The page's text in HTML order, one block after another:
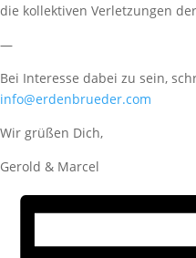
die kollektiven Verletzungen
—
Bei Interesse dabei zu sein,
info@erdenbrueder.com
Wir grüßen Dich,
Gerold & Marcel